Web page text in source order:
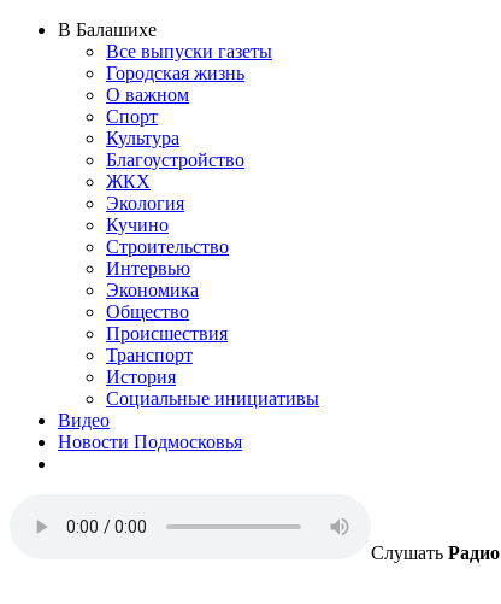
В Балашихе
Все выпуски газеты
Городская жизнь
О важном
Спорт
Культура
Благоустройство
ЖКХ
Экология
Кучино
Строительство
Интервью
Экономика
Общество
Происшествия
Транспорт
История
Социальные инициативы
Видео
Новости Подмосковья
Слушать Радио